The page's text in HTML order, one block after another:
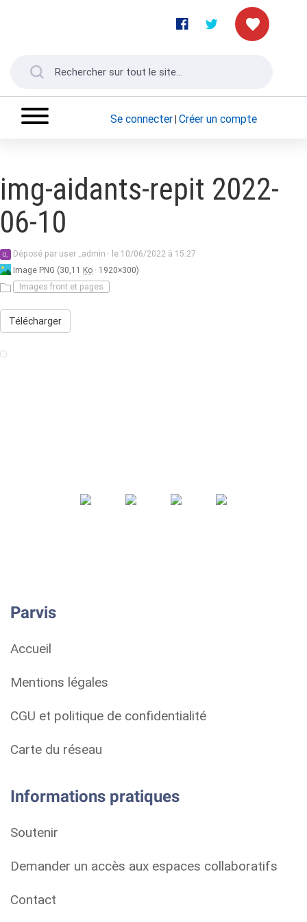
Se connecter| Créer un compte
img-aidants-repit 2022-
06-10
U_
user
_admin
Déposé par user _admin · le 10/06/2022 à 15:27
Image PNG (30,11 Ko · 1920×300)
Images front et pages
Télécharger
Parvis
Accueil
Mentions légales
CGU et politique de confidentialité
Carte du réseau
Informations pratiques
Soutenir
Demander un accès aux espaces collaboratifs
Contact